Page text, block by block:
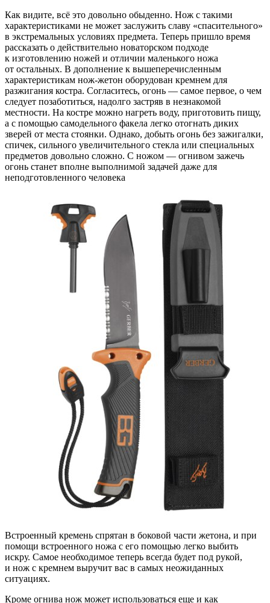
Как видите, всё это довольно обыденно. Нож с такими
характеристиками не может заслужить славу «спасительного»
в экстремальных условиях предмета. Теперь пришло время
рассказать о действительно новаторском подходе
к изготовлению ножей и отличии маленького ножа
от остальных. В дополнение к вышеперечисленным
характеристикам нож-жетон оборудован кремнем для
разжигания костра. Согласитесь, огонь — самое первое, о чем
следует позаботиться, надолго застряв в незнакомой
местности. На костре можно нагреть воду, приготовить пищу,
а с помощью самодельного факела легко отогнать диких
зверей от места стоянки. Однако, добыть огонь без зажигалки,
спичек, сильного увеличительного стекла или специальных
предметов довольно сложно. С ножом — огнивом зажечь
огонь станет вполне выполнимой задачей даже для
неподготовленного человека
Встроенный кремень спрятан в боковой части жетона, и при
помощи встроенного ножа с его помощью легко выбить
искру. Самое необходимое теперь всегда будет под рукой,
и нож с кремнем выручит вас в самых неожиданных
ситуациях.
Кроме огнива нож может использоваться еще и как